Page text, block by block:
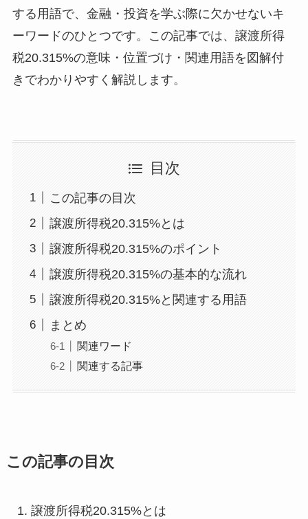
する用語で、金融・投資を学ぶ際に欠かせないキ
ーワードのひとつです。この記事では、譲渡所得
税20.315%の意味・位置づけ・関連用語を図解付
きでわかりやすく解説します。
目次
この記事の目次
譲渡所得税20.315%とは
譲渡所得税20.315%のポイント
譲渡所得税20.315%の基本的な流れ
譲渡所得税20.315%と関連する用語
まとめ
関連ワード
関連する記事
この記事の目次
譲渡所得税20.315%とは